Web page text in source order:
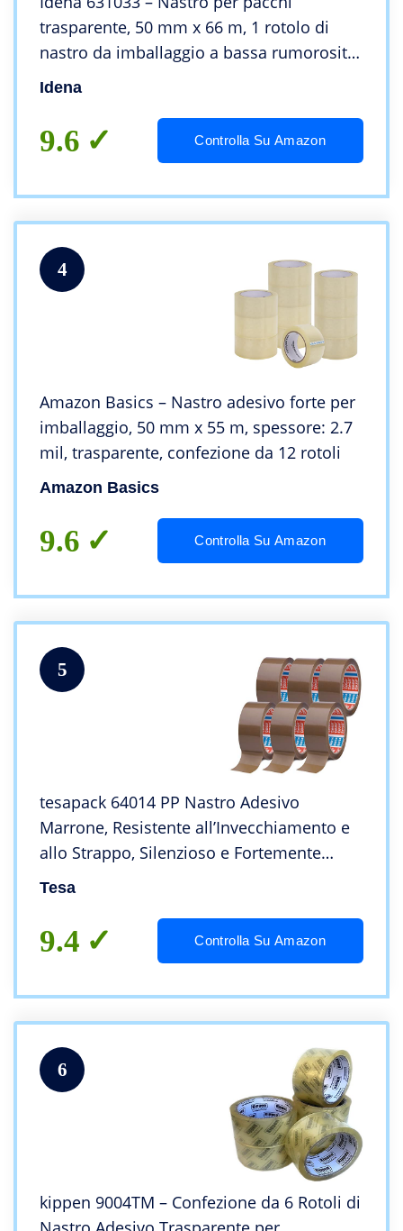
trasparente, 50 mm x 66 m, 1 rotolo di
nastro da imballaggio a bassa rumorosità,
ideale per traslochi e spedizioni
Idena
9.6 Controlla Su Amazon
4
Amazon Basics – Nastro adesivo forte per
imballaggio, 50 mm x 55 m, spessore: 2.7
mil, trasparente, confezione da 12 rotoli
Amazon Basics
9.6 Controlla Su Amazon
5
tesapack 64014 PP Nastro Adesivo
Marrone, Resistente all’Invecchiamento e
allo Strappo, Silenzioso e Fortemente
Adesivo, Confezione da 6 Rotoli, 66 m x 50
Tesa
9.4 Controlla Su Amazon
6
kippen 9004TM – Confezione da 6 Rotoli di